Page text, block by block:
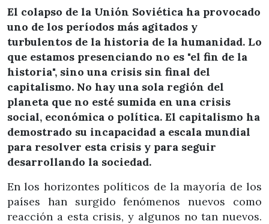
El colapso de la Unión Soviética ha provocado
uno de los períodos más agitados y
turbulentos de la historia de la humanidad. Lo
que estamos presenciando no es "el fin de la
historia", sino una crisis sin final del
capitalismo. No hay una sola región del
planeta que no esté sumida en una crisis
social, económica o política. El capitalismo ha
demostrado su incapacidad a escala mundial
para resolver esta crisis y para seguir
desarrollando la sociedad.
En los horizontes políticos de la mayoría de los
países han surgido fenómenos nuevos como
reacción a esta crisis, y algunos no tan nuevos.